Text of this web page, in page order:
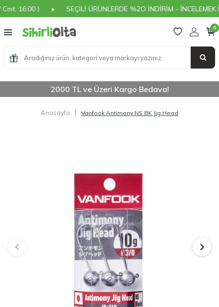
16:00 ) SEÇİLİ ÜRÜNLERDE %2O İNDİRİM - İNCELEMEK
0
2000 TL ve Üzeri Kargo Bedava!
Anasayfa | Vanfook Antimony NS BK Jig Head